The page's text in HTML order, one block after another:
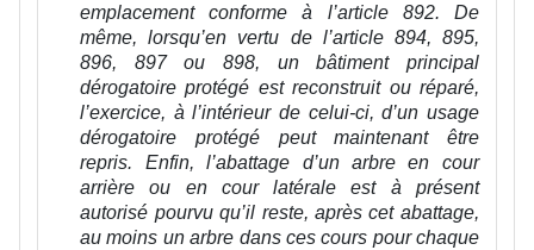
emplacement conforme à l’article 892. De
même, lorsqu’en vertu de l’article 894, 895,
896, 897 ou 898, un bâtiment principal
dérogatoire protégé est reconstruit ou réparé,
l’exercice, à l’intérieur de celui-ci, d’un usage
dérogatoire protégé peut maintenant être
repris. Enfin, l’abattage d’un arbre en cour
arrière ou en cour latérale est à présent
autorisé pourvu qu’il reste, après cet abattage,
au moins un arbre dans ces cours pour chaque